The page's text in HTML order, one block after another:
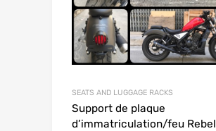
SEATS AND LUGGAGE RACKS
Support de plaque
d’immatriculation/feu Rebel